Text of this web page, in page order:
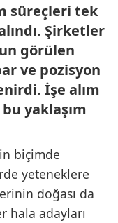
süreçleri tek
Şirketler
görülen
ve pozisyon
İşe alım
yaklaşım
biçimde
yeteneklere
doğası da
hala adayları